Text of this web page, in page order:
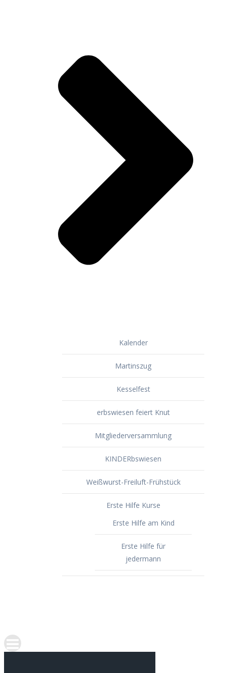
Kalender
Martinszug
Kesselfest
erbswiesen feiert Knut
Mitgliederversammlung
KINDERbswiesen
Weißwurst-Freiluft-Frühstück
Erste Hilfe Kurse
Erste Hilfe am Kind
Erste Hilfe für
jedermann